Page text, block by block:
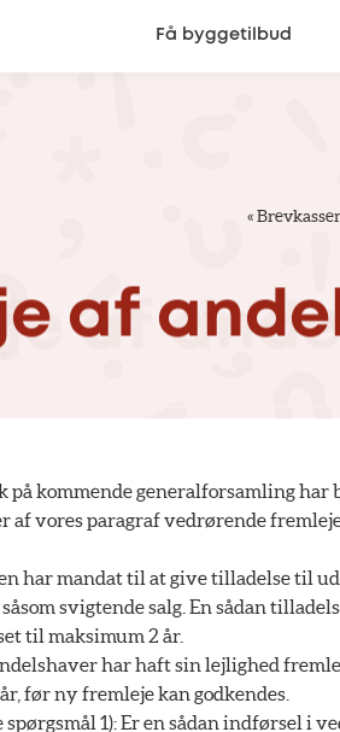
Få byggetilbud
«
af
på kommende generalforsamling
af vores paragraf vedrørende
har mandat til at give tilladelse til
svigtende salg. En sådan
til maksimum 2 år.
har haft sin lejlighed
før ny fremleje kan godkendes.
1): Er en sådan indførsel i